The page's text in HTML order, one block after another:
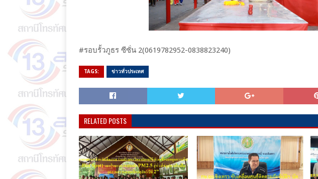
#รอบรั้ว​ภูธร​ ซีซั่น​ 2​(0619782952​-0838823240)
TAGS: ข่าวทั่วประเทศ
RELATED POSTS